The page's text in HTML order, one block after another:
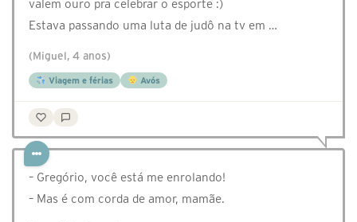
valem ouro pra celebrar o esporte :)
Estava passando uma luta de judô na tv em …
(Miguel, 4 anos)
Viagem e férias Avós
– Gregório, você está me enrolando!
– Mas é com corda de amor, mamãe.